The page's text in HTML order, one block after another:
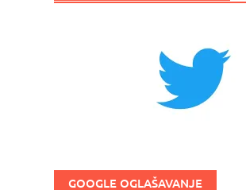
GOOGLE OGLAŠAVANJE